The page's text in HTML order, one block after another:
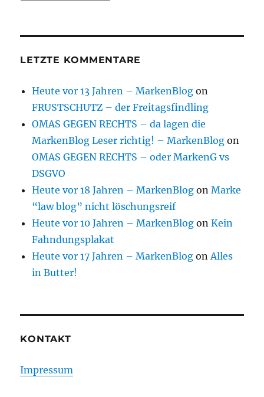
LETZTE KOMMENTARE
Heute vor 13 Jahren – MarkenBlog on
FRUSTSCHUTZ – der Freitagsfindling
OMAS GEGEN RECHTS – da lagen die
MarkenBlog Leser richtig! – MarkenBlog on
OMAS GEGEN RECHTS – oder MarkenG vs
DSGVO
Heute vor 18 Jahren – MarkenBlog onMarke
“law blog” nicht löschungsreif
Heute vor 10 Jahren – MarkenBlog onKein
Fahndungsplakat
Heute vor 17 Jahren – MarkenBlog onAlles
in Butter!
KONTAKT
Impressum